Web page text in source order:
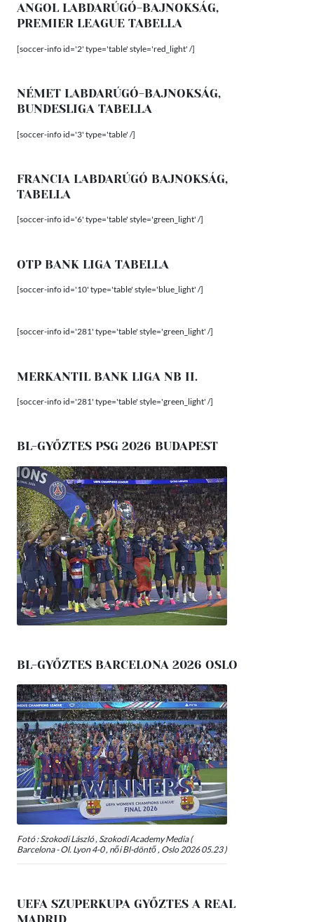
ANGOL LABDARÚGÓ-BAJNOKSÁG,
PREMIER LEAGUE TABELLA
[soccer-info id='2' type='table' style='red_light' /]
NÉMET LABDARÚGÓ-BAJNOKSÁG,
BUNDESLIGA TABELLA
[soccer-info id='3' type='table' /]
FRANCIA LABDARÚGÓ BAJNOKSÁG,
TABELLA
[soccer-info id='6' type='table' style='green_light' /]
OTP BANK LIGA TABELLA
[soccer-info id='10' type='table' style='blue_light' /]
[soccer-info id='281' type='table' style='green_light' /]
MERKANTIL BANK LIGA NB II.
[soccer-info id='281' type='table' style='green_light' /]
BL-GYŐZTES PSG 2026 BUDAPEST
BL-GYŐZTES BARCELONA 2026 OSLO
Fotó : Szokodi László , Szokodi Academy Media (
Barcelona - Ol. Lyon 4-0 , női Bl-döntő , Oslo 2026 05.23 )
UEFA SZUPERKUPA GYŐZTES A REAL